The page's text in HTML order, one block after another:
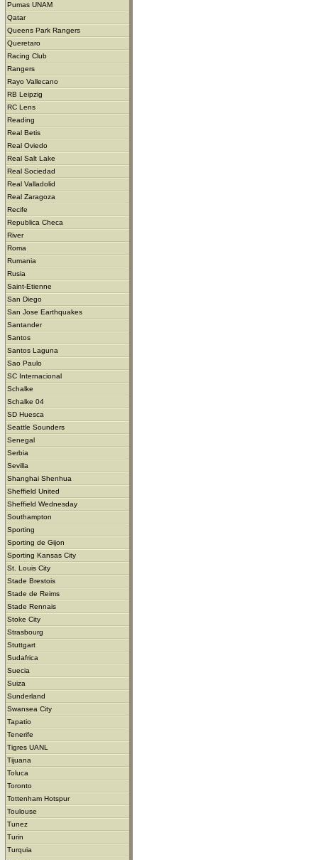
Pumas UNAM
Qatar
Queens Park Rangers
Queretaro
Racing Club
Rangers
Rayo Vallecano
RB Leipzig
RC Lens
Reading
Real Betis
Real Oviedo
Real Salt Lake
Real Sociedad
Real Valladolid
Real Zaragoza
Recife
Republica Checa
River
Roma
Rumania
Rusia
Saint-Etienne
San Diego
San Jose Earthquakes
Santander
Santos
Santos Laguna
Sao Paulo
SC Internacional
Schalke
Schalke 04
SD Huesca
Seattle Sounders
Senegal
Serbia
Sevilla
Shanghai Shenhua
Sheffield United
Sheffield Wednesday
Southampton
Sporting
Sporting de Gijon
Sporting Kansas City
St. Louis City
Stade Brestois
Stade de Reims
Stade Rennais
Stoke City
Strasbourg
Stuttgart
Sudafrica
Suecia
Suiza
Sunderland
Swansea City
Tapatio
Tenerife
Tigres UANL
Tijuana
Toluca
Toronto
Tottenham Hotspur
Toulouse
Tunez
Turin
Turquia